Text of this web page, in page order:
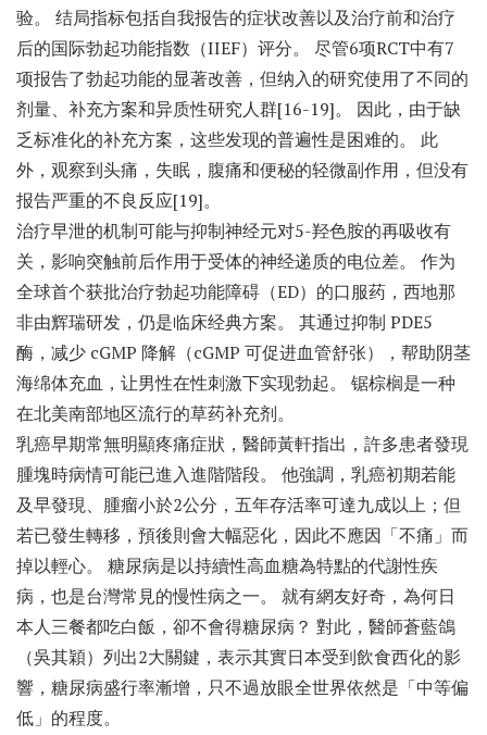
验。 结局指标包括自我报告的症状改善以及治疗前和治疗
后的国际勃起功能指数（IIEF）评分。 尽管6项RCT中有7
项报告了勃起功能的显著改善，但纳入的研究使用了不同的
剂量、补充方案和异质性研究人群[16-19]。 因此，由于缺
乏标准化的补充方案，这些发现的普遍性是困难的。 此
外，观察到头痛，失眠，腹痛和便秘的轻微副作用，但没有
报告严重的不良反应[19]。
治疗早泄的机制可能与抑制神经元对5-羟色胺的再吸收有
关，影响突触前后作用于受体的神经递质的电位差。 作为
全球首个获批治疗勃起功能障碍（ED）的口服药，西地那
非由辉瑞研发，仍是临床经典方案。 其通过抑制 PDE5
酶，减少 cGMP 降解（cGMP 可促进血管舒张），帮助阴茎
海绵体充血，让男性在性刺激下实现勃起。 锯棕榈是一种
在北美南部地区流行的草药补充剂。
乳癌早期常無明顯疼痛症狀，醫師黃軒指出，許多患者發現
腫塊時病情可能已進入進階階段。 他強調，乳癌初期若能
及早發現、腫瘤小於2公分，五年存活率可達九成以上；但
若已發生轉移，預後則會大幅惡化，因此不應因「不痛」而
掉以輕心。 糖尿病是以持續性高血糖為特點的代謝性疾
病，也是台灣常見的慢性病之一。 就有網友好奇，為何日
本人三餐都吃白飯，卻不會得糖尿病？ 對此，醫師蒼藍鴿
（吳其穎）列出2大關鍵，表示其實日本受到飲食西化的影
響，糖尿病盛行率漸增，只不過放眼全世界依然是「中等偏
低」的程度。